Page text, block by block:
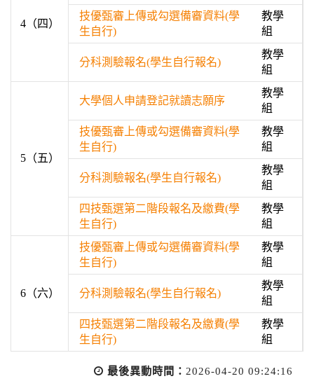
4（四）
技優甄審上傳或勾選備審資料(學
生自行)
教學
組
分科測驗報名(學生自行報名)
教學
組
5（五）
大學個人申請登記就讀志願序
教學
組
技優甄審上傳或勾選備審資料(學
生自行)
教學
組
分科測驗報名(學生自行報名)
教學
組
四技甄選第二階段報名及繳費(學
生自行)
教學
組
6（六）
技優甄審上傳或勾選備審資料(學
生自行)
教學
組
分科測驗報名(學生自行報名)
教學
組
四技甄選第二階段報名及繳費(學
生自行)
教學
組
最後異動時間： 2026-04-20 09:24:16